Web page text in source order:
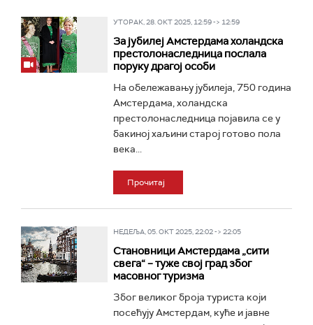
УТОРАК, 28. ОКТ 2025, 12:59 -> 12:59
За јубилеј Амстердама холандска
престолонаследница послала
поруку драгој особи
На обележавању јубилеја, 750 година
Амстердама, холандска
престолонаследница појавила се у
бакиној хаљини старој готово пола
века...
Прочитај
НЕДЕЉА, 05. ОКТ 2025, 22:02 -> 22:05
Становници Амстердама „сити
свега“ – туже свој град због
масовног туризма
Због великог броја туриста који
посећују Амстердам, куће и јавне